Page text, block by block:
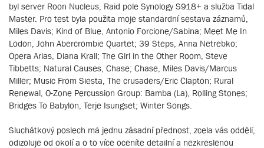
byl server Roon Nucleus, Raid pole Synology S918+ a služba Tidal
Master. Pro test byla použita moje standardní sestava záznamů,
Miles Davis; Kind of Blue, Antonio Forcione/Sabina; Meet Me In
Lodon, John Abercrombie Quartet; 39 Steps, Anna Netrebko;
Opera Arias, Diana Krall; The Girl in the Other Room, Steve
Tibbetts; Natural Causes, Chase; Chase, Miles Davis/Marcus
Miller; Music From Siesta, The crusaders/Eric Clapton; Rural
Renewal, O-Zone Percussion Group: Bamba (La), Rolling Stones;
Bridges To Babylon, Terje Isungset; Winter Songs.
Sluchátkový poslech má jednu zásadní přednost, zcela vás oddělí,
odizoluje od okolí a o to více oceníte detailní a nezkreslenou